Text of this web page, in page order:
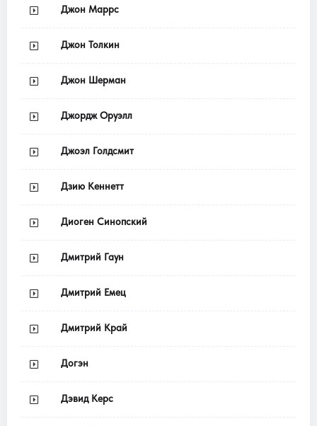
Джон Маррс
Джон Толкин
Джон Шерман
Джордж Оруэлл
Джоэл Голдсмит
Дзию Кеннетт
Диоген Синопский
Дмитрий Гаун
Дмитрий Емец
Дмитрий Край
Догэн
Дэвид Керс